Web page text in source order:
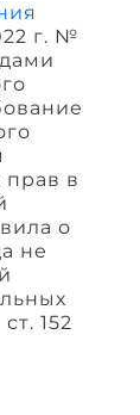
г. №
в
о
не
152